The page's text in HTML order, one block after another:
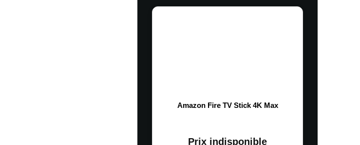
Amazon Fire TV Stick 4K Max
Prix indisponible